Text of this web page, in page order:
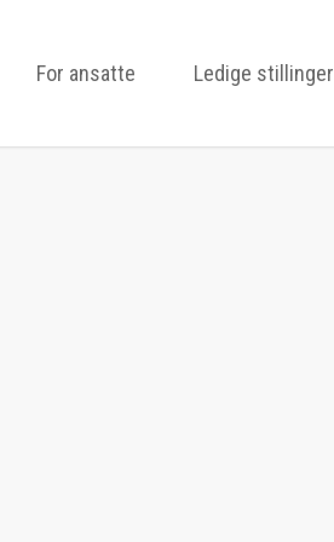
For ansatte Ledige stillinger